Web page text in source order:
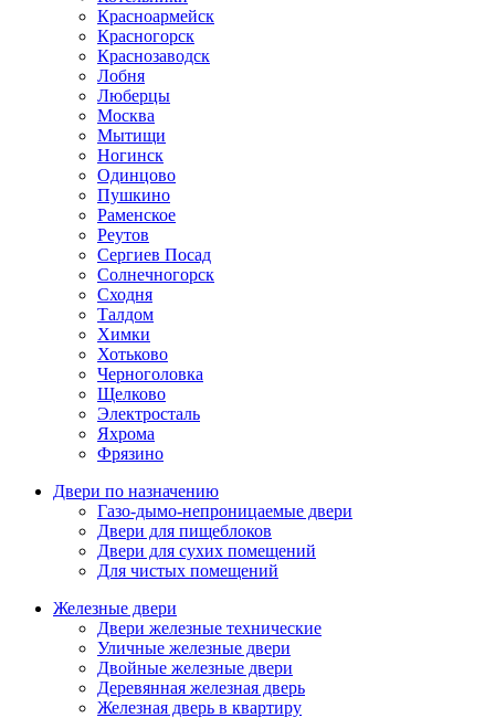
Красноармейск
Красногорск
Краснозаводск
Лобня
Люберцы
Москва
Мытищи
Ногинск
Одинцово
Пушкино
Раменское
Реутов
Сергиев Посад
Солнечногорск
Сходня
Талдом
Химки
Хотьково
Черноголовка
Щелково
Электросталь
Яхрома
Фрязино
Двери по назначению
Газо-дымо-непроницаемые двери
Двери для пищеблоков
Двери для сухих помещений
Для чистых помещений
Железные двери
Двери железные технические
Уличные железные двери
Двойные железные двери
Деревянная железная дверь
Железная дверь в квартиру